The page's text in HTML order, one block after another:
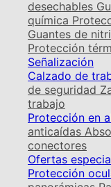
desechables
química
Guantes de
Protección
Señalización
Calzado de
de seguridad
trabajo
Protección en
anticaídas
conectores
Ofertas
Protección